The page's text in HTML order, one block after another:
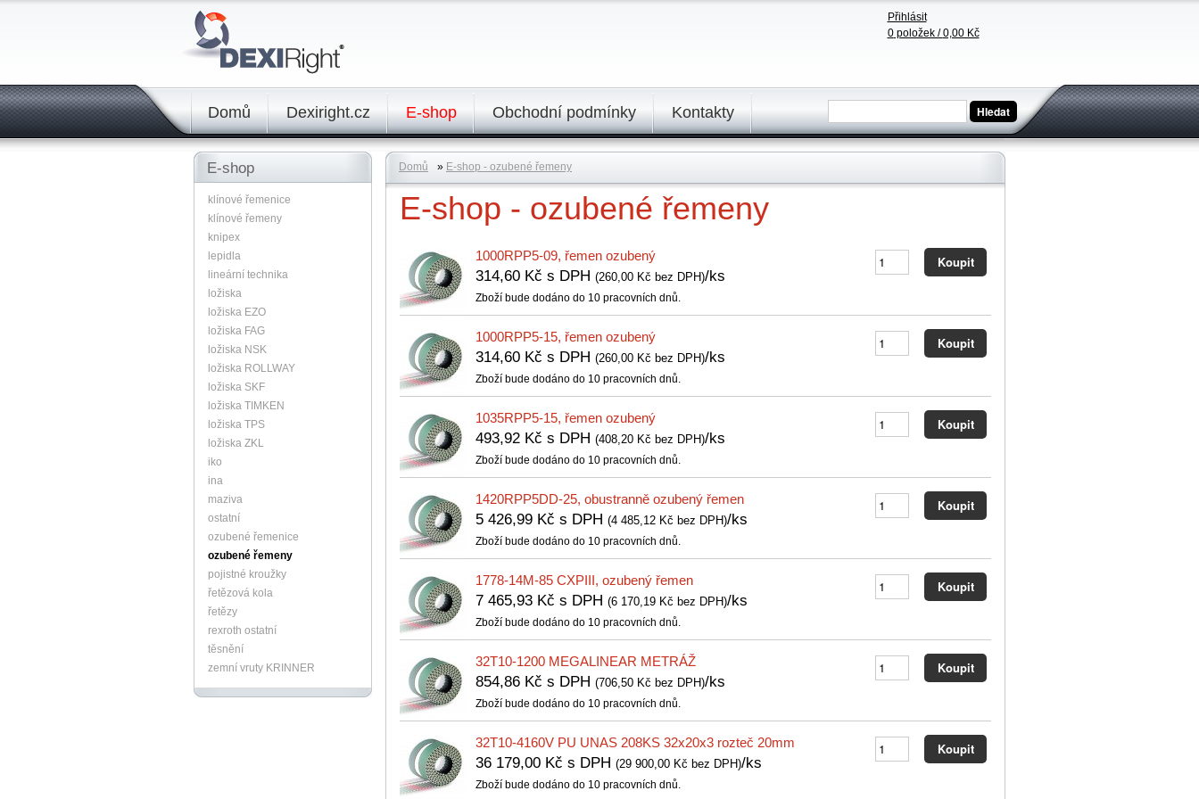
Přihlásit
0položek /0,00 Kč
Domů Dexiright.cz E-shop Obchodní podmínky Kontakty
Domů » E-shop - ozubené řemeny
E-shop - ozubené řemeny
1000RPP5-09, řemen ozubený
314,60 Kč s DPH (260,00 Kč bez DPH)/ks
Zboží bude dodáno do 10 pracovních dnů.
1000RPP5-15, řemen ozubený
314,60 Kč s DPH (260,00 Kč bez DPH)/ks
Zboží bude dodáno do 10 pracovních dnů.
1035RPP5-15, řemen ozubený
493,92 Kč s DPH (408,20 Kč bez DPH)/ks
Zboží bude dodáno do 10 pracovních dnů.
1420RPP5DD-25, obustranně ozubený řemen
5 426,99 Kč s DPH (4 485,12 Kč bez DPH)/ks
Zboží bude dodáno do 10 pracovních dnů.
1778-14M-85 CXPIII, ozubený řemen
7 465,93 Kč s DPH (6 170,19 Kč bez DPH)/ks
Zboží bude dodáno do 10 pracovních dnů.
32T10-1200 MEGALINEAR METRÁŽ
854,86 Kč s DPH (706,50 Kč bez DPH)/ks
Zboží bude dodáno do 10 pracovních dnů.
32T10-4160V PU UNAS 208KS 32x20x3 rozteč 20mm
36 179,00 Kč s DPH (29 900,00 Kč bez DPH)/ks
Zboží bude dodáno do 10 pracovních dnů.
E-shop
klínové řemenice
klínové řemeny
knipex
lepidla
lineární technika
ložiska
ložiska EZO
ložiska FAG
ložiska NSK
ložiska ROLLWAY
ložiska SKF
ložiska TIMKEN
ložiska TPS
ložiska ZKL
iko
ina
maziva
ostatní
ozubené řemenice
ozubené řemeny
pojistné kroužky
řetězová kola
řetězy
rexroth ostatní
těsnění
zemní vruty KRINNER